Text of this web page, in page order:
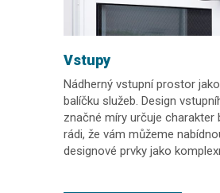
Vstupy
Nádherný vstupní prostor
balíčku služeb. Design
značné míry určuje charakter
rádi, že vám můžeme
designové prvky jako